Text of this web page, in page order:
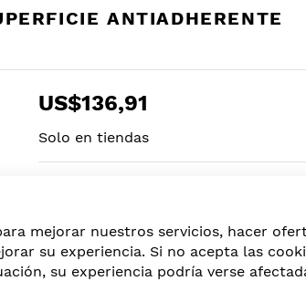
mejorar nuestros servicios, hacer
su experiencia. Si no acepta las
su experiencia podría verse
ANTIADHERENTE
US$136,91
Solo en tiendas